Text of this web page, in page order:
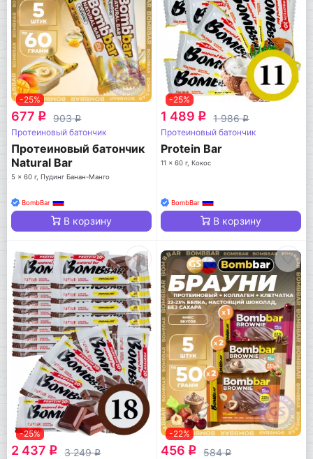
-25%
677 q 903q
Протеиновый батончик
Протеиновый батончик
Natural Bar
5 x 60 г, Пудинг Банан-Манго
BombBar
В корзину
-25%
1 489 q 1 986q
Протеиновый батончик
Protein Bar
11 x 60 г, Кокос
BombBar
В корзину
-25%
2 437 q 3 249q
-22%
456 q 584q